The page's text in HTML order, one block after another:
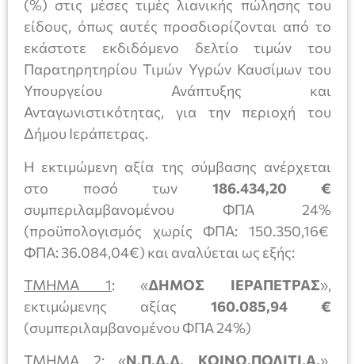
(%) στις μέσες τιμές λιανικής πώλησης του
είδους, όπως αυτές προσδιορίζονται από το
εκάστοτε εκδιδόμενο δελτίο τιμών του
Παρατηρητηρίου Τιμών Υγρών Καυσίμων του
Υπουργείου Ανάπτυξης και
Ανταγωνιστικότητας, για την περιοχή του
Δήμου Ιεράπετρας.
Η εκτιμώμενη αξία της σύμβασης ανέρχεται
στο ποσό των 186.434,20 €
συμπεριλαμβανομένου ΦΠΑ 24%
(προϋπολογισμός χωρίς ΦΠΑ: 150.350,16€
ΦΠΑ: 36.084,04€) και αναλύεται ως εξής:
ΤΜΗΜΑ 1: «ΔΗΜΟΣ ΙΕΡΑΠΕΤΡΑΣ»,
εκτιμώμενης αξίας 160.085,94 €
(συμπεριλαμβανομένου ΦΠΑ 24%)
ΤΜΗΜΑ 2: «Ν.Π.Δ.Δ. ΚΟΙΝΩ.ΠΟΛΙΤΙ.Α.»,